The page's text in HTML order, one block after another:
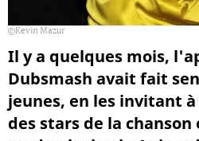
Kevin Mazur
Il y a quelques mois,
Dubsmash avait fait
jeunes, en les invitant
des stars de la